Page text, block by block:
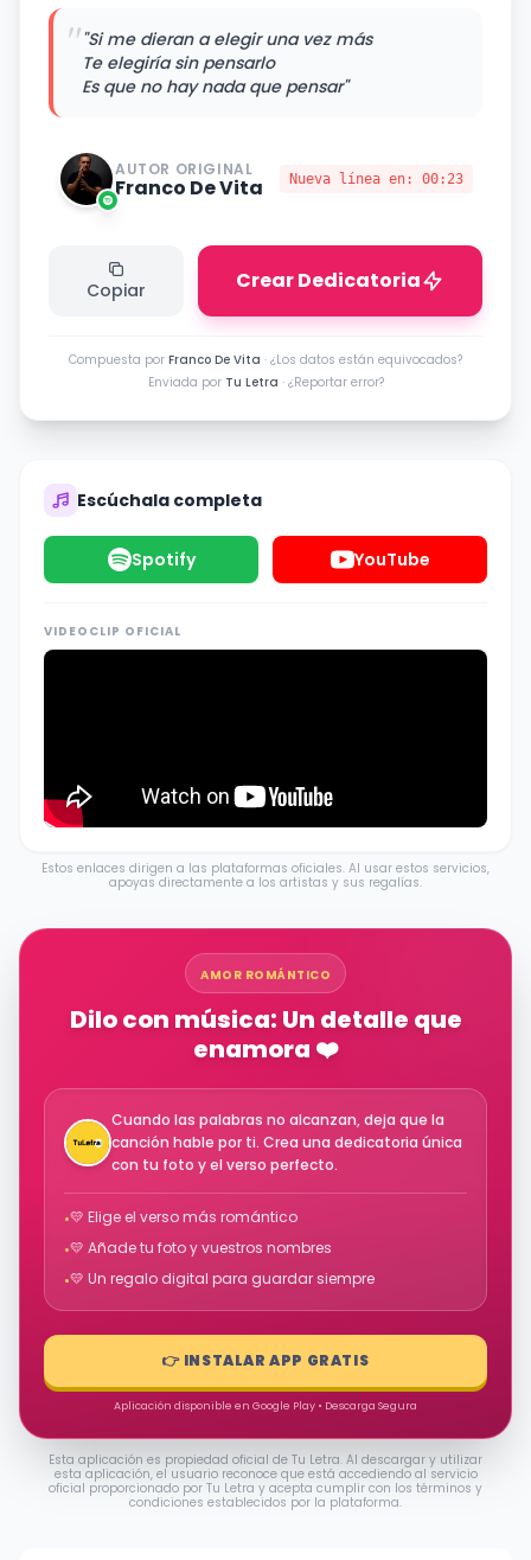
""Si me dieran a elegir una vez más
Te elegiría sin pensarlo
Es que no hay nada que pensar"
AUTOR ORIGINAL
Franco De Vita Nueva línea en: 00:23
Copiar Crear Dedicatoria
Compuesta por Franco De Vita · ¿Los datos están equivocados?
Enviada por Tu Letra · ¿Reportar error?
Escúchala completa
Spotify YouTube
VIDEOCLIP OFICIAL
Estos enlaces dirigen a las plataformas oficiales. Al usar estos servicios,
apoyas directamente a los artistas y sus regalías.
AMOR ROMÁNTICO
Dilo con música: Un detalle que
enamora ❤️
Cuando las palabras no alcanzan, deja que la
canción hable por ti. Crea una dedicatoria única
con tu foto y el verso perfecto.
•💛 Elige el verso más romántico
•💛 Añade tu foto y vuestros nombres
•💛 Un regalo digital para guardar siempre
👉 INSTALAR APP GRATIS
Aplicación disponible en Google Play • Descarga Segura
Esta aplicación es propiedad oficial de Tu Letra. Al descargar y utilizar
esta aplicación, el usuario reconoce que está accediendo al servicio
oficial proporcionado por Tu Letra y acepta cumplir con los términos y
condiciones establecidos por la plataforma.